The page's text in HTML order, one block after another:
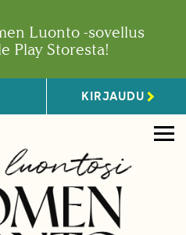
Luonto -sovellus
Play Storesta!
KIRJAUDU